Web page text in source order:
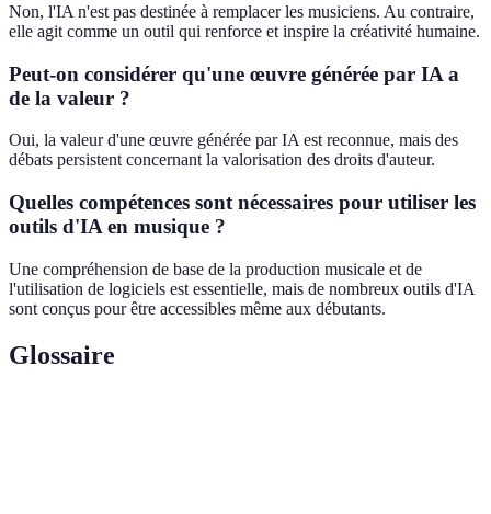
Non, l'IA n'est pas destinée à remplacer les musiciens. Au contraire,
elle agit comme un outil qui renforce et inspire la créativité humaine.
Peut-on considérer qu'une œuvre générée par IA a
de la valeur ?
Oui, la valeur d'une œuvre générée par IA est reconnue, mais des
débats persistent concernant la valorisation des droits d'auteur.
Quelles compétences sont nécessaires pour utiliser les
outils d'IA en musique ?
Une compréhension de base de la production musicale et de
l'utilisation de logiciels est essentielle, mais de nombreux outils d'IA
sont conçus pour être accessibles même aux débutants.
Glossaire